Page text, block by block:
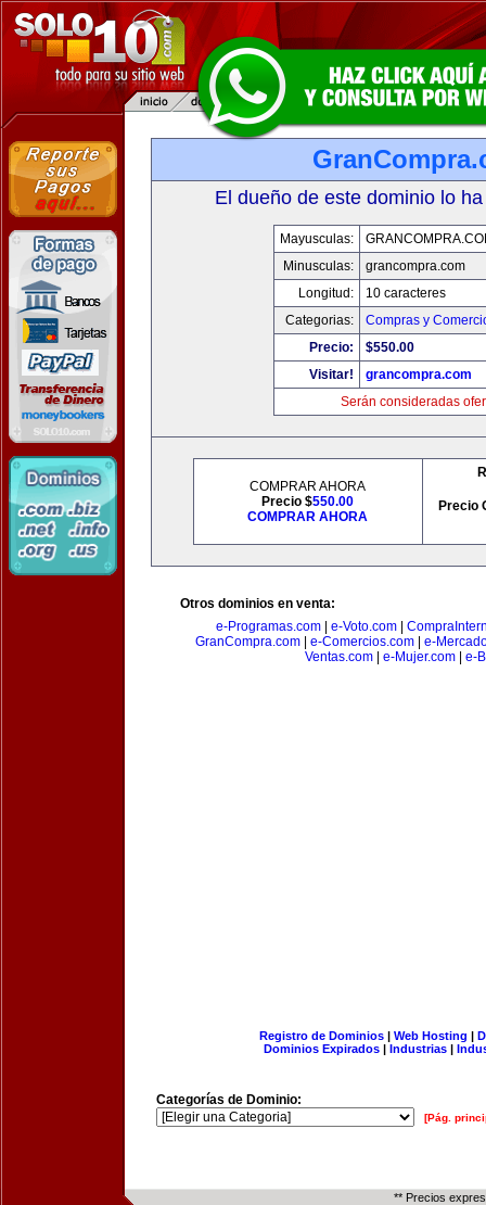
El dueño de este dominio lo
Mayusculas:
Minusculas:
grancompra.com
Longitud:
10 caracteres
Categorias:
Compras y
Precio:
$550.00
Visitar!
grancompra.com
Serán consideradas
COMPRAR AHORA
Precio $550.00
COMPRAR AHORA
Precio
Otros dominios en venta:
e-Programas.com
e-Voto.com
GranCompra.com
e-Comercios.com
e-
Ventas.com
e-Mujer.com e-
Registro de Dominios| Web Hosting |
Dominios Expirados | Industrias |
Categorías de Dominio:
[Pág.
** Precios